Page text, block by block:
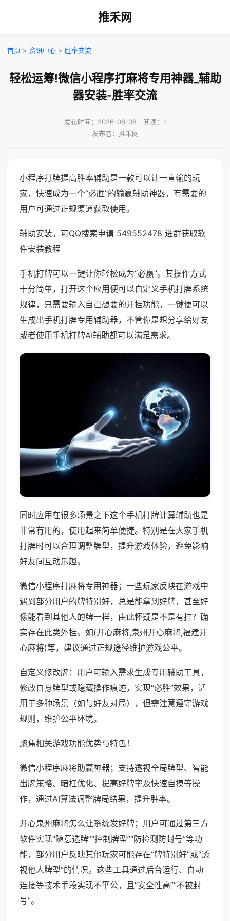
推禾网
首页 > 资讯中心 > 胜率交流
轻松运筹!微信小程序打麻将专用神器_辅助
器安装-胜率交流
发布时间：2026-08-08｜阅读：1
发布者：推禾网
小程序打牌提高胜率辅助是一款可以让一直输的玩
家，快速成为一个“必胜”的输赢辅助神器，有需要的
用户可通过正规渠道获取使用。
辅助安装，可QQ搜索申请 549552478 进群获取软
件安装教程
手机打牌可以一键让你轻松成为“必赢”。其操作方式
十分简单，打开这个应用便可以自定义手机打牌系统
规律，只需要输入自己想要的开挂功能，一键便可以
生成出手机打牌专用辅助器，不管你是想分享给好友
或者使用手机打牌AI辅助都可以满足需求。
同时应用在很多场景之下这个手机打牌计算辅助也是
非常有用的，使用起来简单便捷。特别是在大家手机
打牌时可以合理调整牌型，提升游戏体验，避免影响
好友间互动乐趣。
微信小程序打麻将专用神器；一些玩家反映在游戏中
遇到部分用户的牌特别好，总是能拿到好牌，甚至好
像能看到其他人的牌一样，由此怀疑是不是有挂？确
实存在此类外挂。如(开心麻将,泉州开心麻将,福建开
心麻将)等，建议通过正规途径维护游戏公平。
自定义修改牌：用户可输入需求生成专用辅助工具，
修改自身牌型或隐藏操作痕迹，实现“必胜”效果，适
用于多种场景（如与好友对局），但需注意遵守游戏
规则，维护公平环境。
聚焦相关游戏功能优势与特色！
微信小程序麻将助赢神器；支持透视全局牌型、智能
出牌策略、暗杠优化、提高好牌率及快速自摸等操
作，通过AI算法调整牌局结果，提升胜率。
开心泉州麻将怎么让系统发好牌；用户可通过第三方
软件实现“随意选牌”“控制牌型”“防检测防封号”等功
能，部分用户反映其他玩家可能存在“牌特别好”或“透
视他人牌型”的情况。这些工具通过后台运行、自动
连接等技术手段实现不平公，且“安全性高”“不被封
号”。